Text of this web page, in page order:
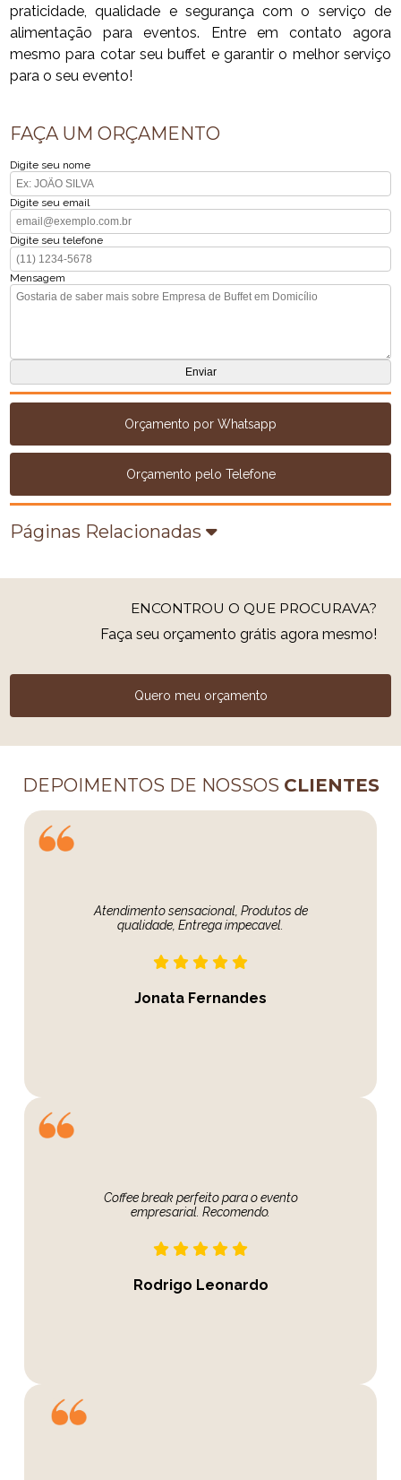
praticidade, qualidade e segurança com o serviço de
alimentação para eventos. Entre em contato agora
mesmo para cotar seu buffet e garantir o melhor serviço
para o seu evento!
FAÇA UM ORÇAMENTO
Digite seu nome
Digite seu email
Digite seu telefone
Mensagem
Orçamento por Whatsapp
Orçamento pelo Telefone
Páginas Relacionadas
ENCONTROU O QUE PROCURAVA?
Faça seu orçamento grátis agora mesmo!
Quero meu orçamento
DEPOIMENTOS DE NOSSOS CLIENTES
Atendimento sensacional, Produtos de
qualidade, Entrega impecavel.
Jonata Fernandes
Coffee break perfeito para o evento
empresarial. Recomendo.
Rodrigo Leonardo